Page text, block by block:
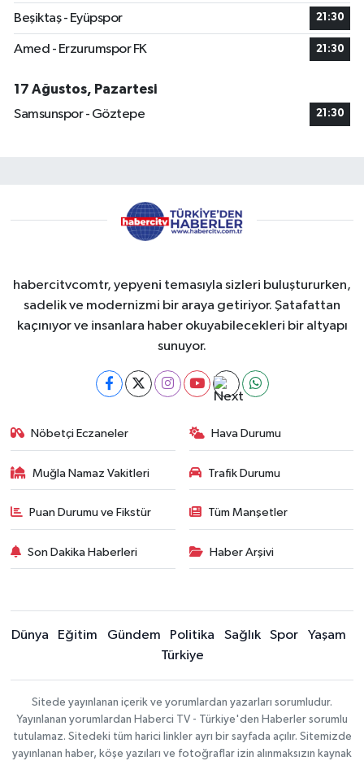
Beşiktaş - Eyüpspor 21:30
Amed - Erzurumspor FK 21:30
17 Ağustos, Pazartesi
Samsunspor - Göztepe
21:30
habercitvcomtr, yepyeni temasıyla sizleri buluştururken,
sadelik ve modernizmi bir araya getiriyor. Şatafattan
kaçınıyor ve insanlara haber okuyabilecekleri bir altyapı
sunuyor.
Nöbetçi Eczaneler Hava Durumu
Muğla Namaz Vakitleri Trafik Durumu
Puan Durumu ve Fikstür Tüm Manşetler
Son Dakika Haberleri Haber Arşivi
Dünya Eğitim Gündem Politika Sağlık Spor
Yaşam
Türkiye
Sitede yayınlanan içerik ve yorumlardan yazarları sorumludur.
Yayınlanan yorumlardan Haberci TV - Türkiye'den Haberler sorumlu
tutulamaz. Sitedeki tüm harici linkler ayrı bir sayfada açılır. Sitemizde
yayınlanan haber, köşe yazıları ve fotoğraflar izin alınmaksızın kaynak